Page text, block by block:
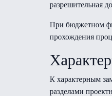
разрешительная
При бюджетном
прохождения
К характерным
разделами